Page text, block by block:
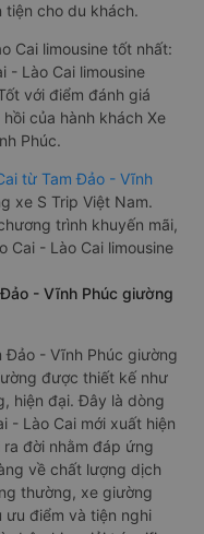
tiện cho du khách.
Cai limousine tốt nhất:
- Lào Cai limousine
với điểm đánh giá
của hành khách Xe
Phúc.
từ Tam Đảo - Vĩnh
xe S Trip Việt Nam.
trình khuyến mãi,
Cai - Lào Cai limousine
- Vĩnh Phúc giường
Đảo - Vĩnh Phúc giường
được thiết kế như
hiện đại. Đây là dòng
- Lào Cai mới xuất hiện
đời nhằm đáp ứng
về chất lượng dịch
thường, xe giường
ưu điểm và tiện nghi